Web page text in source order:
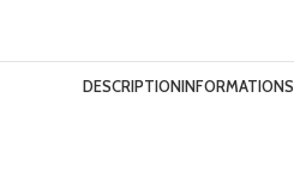
DESCRIPTION